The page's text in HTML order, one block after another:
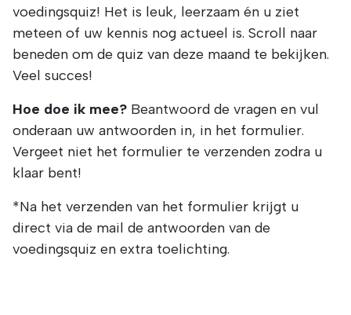
voedingsquiz! Het is leuk, leerzaam én u ziet
meteen of uw kennis nog actueel is. Scroll naar
beneden om de quiz van deze maand te bekijken.
Veel succes!
Hoe doe ik mee? Beantwoord de vragen en vul
onderaan uw antwoorden in, in het formulier.
Vergeet niet het formulier te verzenden zodra u
klaar bent!
*Na het verzenden van het formulier krijgt u
direct via de mail de antwoorden van de
voedingsquiz en extra toelichting.